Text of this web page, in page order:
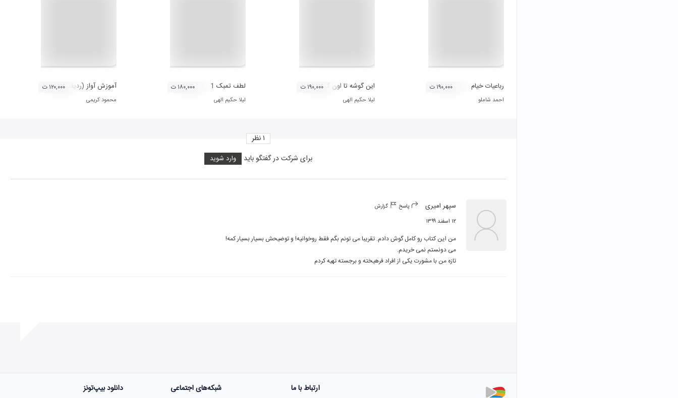
رباعیات خیام
احمد شاملو
۱۹۰,۰۰۰ ت این گوشه تا اون گوشه
لیلا حکیم الهی
۱۹۰,۰۰۰ ت لطف تمبک 1
لیلا حکیم الهی
۱۸۰,۰۰۰ ت آموزش آواز (ردیف آوازی موسیقی سنتی
محمود کریمی
۱۲۰,۰۰۰ ت
برای شرکت در گفتگو باید وارد شوید
۱نظر
سپهر امیری پاسخ گزارش
۱۲ اسفند ۱۳۹۹
تازه من با مشورت یکی از افراد فرهیخته و برجسته تهیه کردم
ارتباط با ما شبکه‌های اجتماعی دانلود بیپ‌تونز